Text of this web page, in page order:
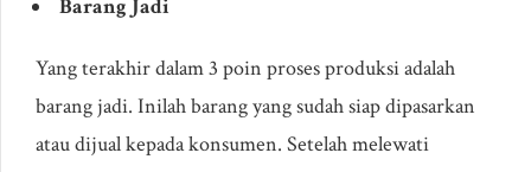
Barang Jadi
Yang terakhir dalam 3 poin proses produksi adalah
barang jadi. Inilah barang yang sudah siap dipasarkan
atau dijual kepada konsumen. Setelah melewati